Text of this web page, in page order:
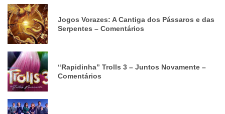
Jogos Vorazes: A Cantiga dos Pássaros e das
Serpentes – Comentários
“Rapidinha” Trolls 3 – Juntos Novamente –
Comentários